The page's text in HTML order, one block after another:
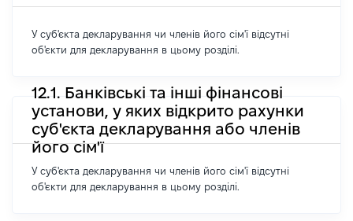
У суб'єкта декларування чи членів його сім'ї відсутні
об'єкти для декларування в цьому розділі.
12.1. Банківські та інші фінансові
установи, у яких відкрито рахунки
суб'єкта декларування або членів
його сім'ї
У суб'єкта декларування чи членів його сім'ї відсутні
об'єкти для декларування в цьому розділі.